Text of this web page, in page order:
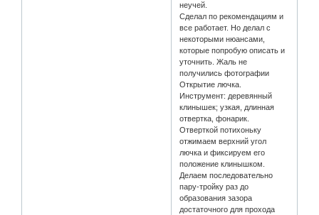
неучей.
Сделал по рекомендациям и
все работает. Но делал с
некоторыми нюансами,
которые попробую описать и
уточнить. Жаль не
получились фотографии
Открытие лючка.
Инструмент: деревянный
клинышек; узкая, длинная
отвертка, фонарик.
Отверткой потихоньку
отжимаем верхний угол
лючка и фиксируем его
положение клинышком.
Делаем последовательно
пару-тройку раз до
образования зазора
достаточного для прохода